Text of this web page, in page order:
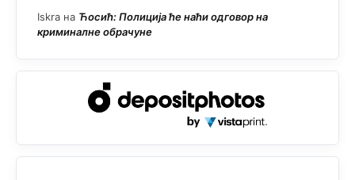
Iskra на Ћосић: Полиција ће наћи одговор на
криминалне обрачуне